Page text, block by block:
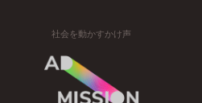
社会を動かすかけ声